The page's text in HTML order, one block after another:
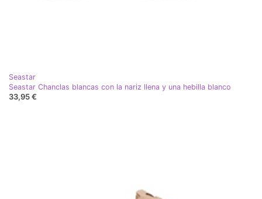
Seastar
Seastar Chanclas blancas con la nariz llena y una hebilla blanco
33,95 €